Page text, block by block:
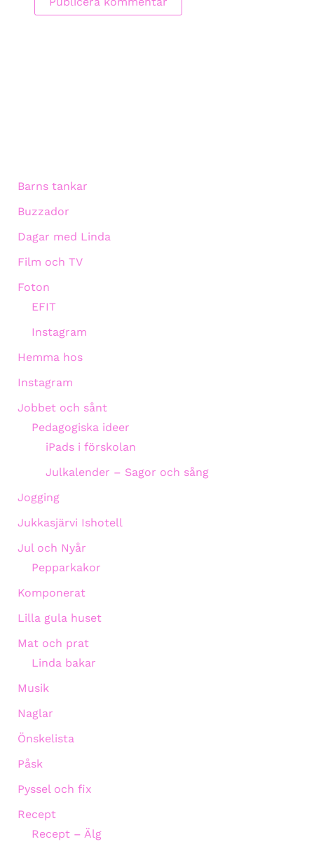
Barns tankar
Buzzador
Dagar med Linda
Film och TV
Foton
EFIT
Instagram
Hemma hos
Instagram
Jobbet och sånt
Pedagogiska ideer
iPads i förskolan
Julkalender – Sagor och sång
Jogging
Jukkasjärvi Ishotell
Jul och Nyår
Pepparkakor
Komponerat
Lilla gula huset
Mat och prat
Linda bakar
Musik
Naglar
Önskelista
Påsk
Pyssel och fix
Recept
Recept – Älg